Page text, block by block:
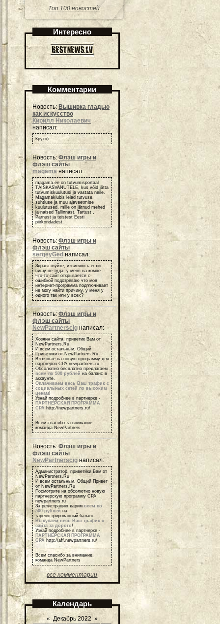
Топ 100 новостей
Интересно
Комментарии
Новость: Вышивка гладью
как искусство
Кирилл Николаевич
написал:
Круто)
Новость: Флэш игры и
флэш сайты
magama написал:
magama.ee on tutvumisportaal
TÄISKASVANUTELE, kus võid jätta
tutvumiskuulutusi ja vastata neile.
Magamaklubis leiad tutvuse,
suhtluse ja muu ajaveetmise
kuulutused, mille on jätnud mehed
ja naised Tallinnast, Tartust ,
Pärnust ja teistest Eesti
piirkondadest.
Новость:Флэш игры и
флэш сайты
sergeyGed написал:
Здравствуйте, извиняюсь если
пишу не туда, у меня на компе
что-то сайт открывается с
ошибкой подозреваю что моя
интернет-программа подглючивает
не могу найти причину, у меня у
одного так или у всех?
Новость: Флэш игры и
флэш сайты
NewPartnerscig написал:
Хозяин сайта, приветик Вам от
NewPartners.Ru
И всем остальным, Общий
Приветики от NewPartners.Ru
Взгляньте на новую программу для
партнеров СРА newpartners.ru
Обсолютно бесплатно предлагаем
всем по 500 рублей на баланс в
аккаунте.
Оплачиваем весь Ваш трафик с
социальных сетей по высоким
ценам!
Узнай подробнее в партнерке -
ПАРТНЕРСКАЯ ПРОГРАММА
СРА http://newpartners.ru/
Всем спасибо за внимание,
команда NewPartners
Новость: Флэш игры и
флэш сайты
NewPartnerscigнаписал:
Администратор, приветики Вам от
NewPartners.Ru
И всем остальным, Общий Привет
от NewPartners.Ru
Посмотрите на обсолютно новую
партнерскую программу СРА
newpartners.ru
За регистрацию дарим всем по
500 рублей на
зарегистрированный баланс.
Выкупаем весь Ваш трафик с
сайта за дорого!
Узнай подробнее в партнерке -
ПАРТНЕРСКАЯ ПРОГРАММА
СРА http://aff.newpartners.ru/
Всем спасибо за внимание,
команда NewPartners
все комментарии
Календарь
« Декабрь 2022 »